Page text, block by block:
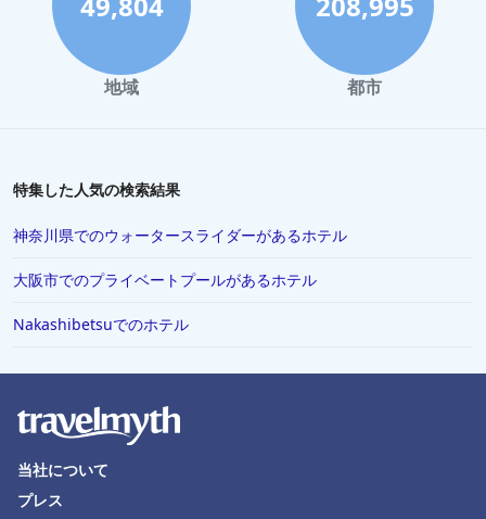
地域 都市
特集した人気の検索結果
神奈川県でのウォータースライダーがあるホテル
大阪市でのプライベートプールがあるホテル
Nakashibetsuでのホテル
当社について
プレス